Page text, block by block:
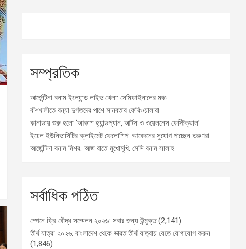
সম্প্রতিক
আর্জেন্টিনা বনাম ইংল্যান্ড লাইভ খেলা: সেমিফাইনালের মঞ্চ
বাঁশখালীতে বন্যা দুর্গতদের পাশে মানবতার ফেরিওয়ালারা
কানাডায় শুরু হলো ‘আকাশ হ্যান্ডপ্যান, আর্টস ও ওয়েলনেস ফেস্টিভ্যাল’
ইয়েল ইউনিভার্সিটির ক্লাইমেট ফেলোশিপ: আবেদনের সুযোগ পাচ্ছেন তরুণরা
আর্জেন্টিনা বনাম মিশর: আজ রাতে মুখোমুখি: মেসি বনাম সালাহ
সর্বাধিক পঠিত
স্পেনে ফ্রি বৌদ্ধ সম্মেলন ২০২৬: সবার জন্য উন্মুক্ত (2,141)
তীর্থ যাত্রা ২০২৬: বাংলাদেশ থেকে ভারত তীর্থ যাত্রায় যেতে যোগাযোগ করুন
(1,846)